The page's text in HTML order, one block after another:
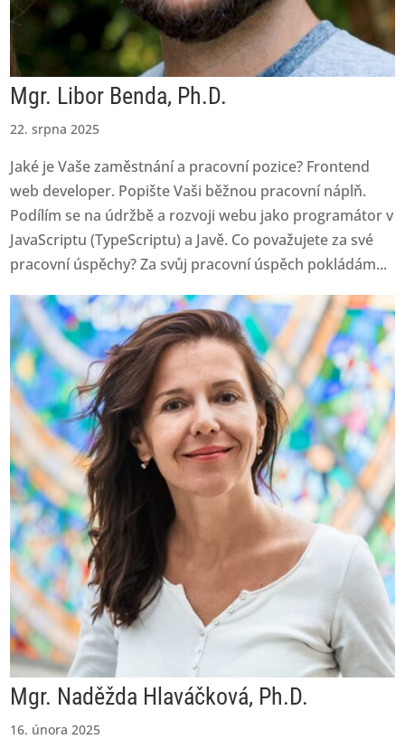
Mgr. Libor Benda, Ph.D.
22. srpna 2025
Jaké je Vaše zaměstnání a pracovní pozice? Frontend
web developer. Popište Vaši běžnou pracovní náplň.
Podílím se na údržbě a rozvoji webu jako programátor v
JavaScriptu (TypeScriptu) a Javě. Co považujete za své
pracovní úspěchy? Za svůj pracovní úspěch pokládám...
Mgr. Naděžda Hlaváčková, Ph.D.
16. února 2025